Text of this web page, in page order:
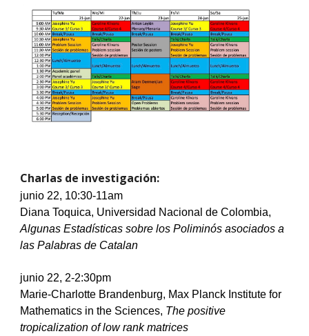
Charlas de investigación:
junio 22, 10:30-11am
Algunas Estadísticas sobre los Poliminós asociados a
las Palabras de Catalan
junio 22, 2-2:30pm
Marie-Charlotte Brandenburg, Max Planck Institute for
Mathematics in the Sciences, The positive
tropicalization of low rank matrices